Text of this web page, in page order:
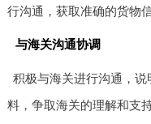
行沟通，获取准确的货物信
与海关沟通协调
积极与海关进行沟通，
料，争取海关的理解和支持